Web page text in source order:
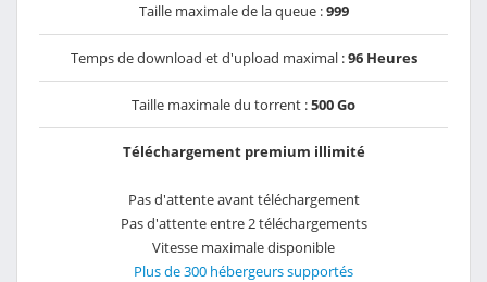
Taille maximale de la queue :999
Temps de download et d'upload maximal :96 Heures
Taille maximale du torrent :500 Go
Téléchargement premium illimité
Pas d'attente avant téléchargement
Pas d'attente entre 2 téléchargements
Vitesse maximale disponible
Plus de 300 hébergeurs supportés